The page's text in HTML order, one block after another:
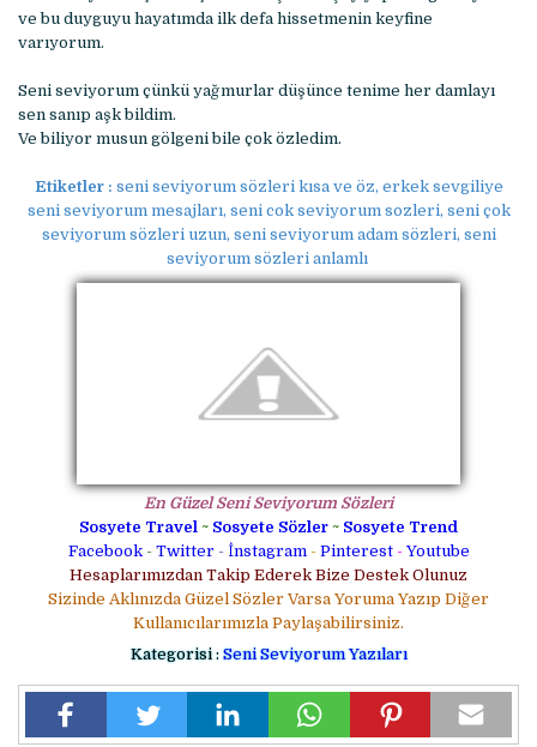
ve bu duyguyu hayatımda ilk defa hissetmenin keyfine
varıyorum.
Seni seviyorum çünkü yağmurlar düşünce tenime her damlayı
sen sanıp aşk bildim.
Ve biliyor musun gölgeni bile çok özledim.
Etiketler : seni seviyorum sözleri kısa ve öz, erkek sevgiliye
seni seviyorum mesajları, seni cok seviyorum sozleri, seni çok
seviyorum sözleri uzun, seni seviyorum adam sözleri, seni
seviyorum sözleri anlamlı
En Güzel Seni Seviyorum Sözleri
Sosyete Travel ~ Sosyete Sözler ~ Sosyete Trend
Facebook- Twitter - İnstagram- Pinterest- Youtube
Hesaplarımızdan Takip Ederek Bize Destek Olunuz
Sizinde Aklınızda Güzel Sözler Varsa Yoruma Yazıp Diğer
Kullanıcılarımızla Paylaşabilirsiniz.
Kategorisi : Seni Seviyorum Yazıları